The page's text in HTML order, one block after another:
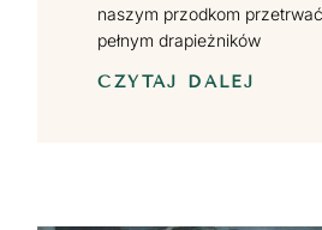
naszym przodkom
pełnym drapieżników
CZYTAJ DALEJ